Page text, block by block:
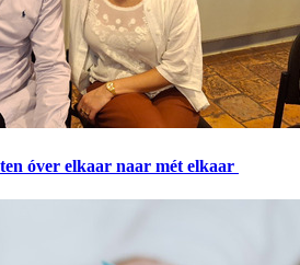
óver elkaar naar mét elkaar